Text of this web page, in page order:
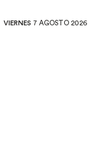
VIERNES 7 AGOSTO 2026